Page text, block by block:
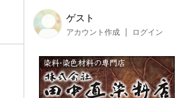
ゲスト
アカウント作成 ログイン